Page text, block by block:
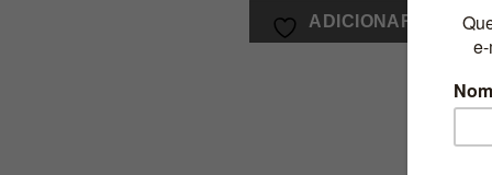
ADICIONAR A